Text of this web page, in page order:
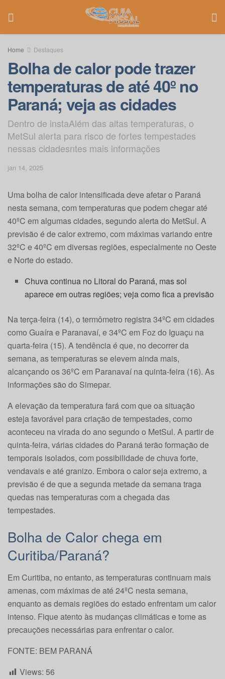
Home Destaques
Bolha de calor pode trazer
temperaturas de até 40º no
Paraná; veja as cidades
Dentro de instaAlém das altas temperaturas, o
MetSul alerta para risco de fortes tempestades
nessas cidadesntes mais informações
jan 14, 2025
Uma bolha de calor intensificada deve afetar o Paraná
nesta semana, com temperaturas que podem chegar até
40ºC em algumas cidades, segundo alerta do MetSul. A
previsão é de calor extremo, com máximas variando entre
32ºC e 40ºC em diversas regiões, especialmente no Oeste
e Norte do estado.
Chuva continua no Litoral do Paraná, mas sol
aparece em outras regiões; veja como fica a previsão
Na terça-feira (14), o termômetro registra 34ºC em cidades
como Guaíra e Paranavaí, e 34ºC em Foz do Iguaçu na
quarta-feira (15). A tendência é que, no decorrer da
semana, as temperaturas se elevem ainda mais,
alcançando os 36ºC em Paranavaí na quinta-feira (16). As
informações são do Simepar.
A elevação da temperatura fará com que oa situação
esteja favorável para criação de tempestades, como
aconteceu na virada do ano segundo o MetSul. A partir de
quinta-feira, várias cidades do Paraná terão formação de
temporais isolados, com possibilidade de chuva forte,
vendavais e até granizo. Embora o calor seja extremo, a
previsão é de que a segunda metade da semana traga
quedas nas temperaturas com a chegada das
tempestades.
Bolha de Calor chega em
Curitiba/Paraná?
Em Curitiba, no entanto, as temperaturas continuam mais
amenas, com máximas de até 24ºC nesta semana,
enquanto as demais regiões do estado enfrentam um calor
intenso. Fique atento às mudanças climáticas e tome as
precauções necessárias para enfrentar o calor.
FONTE: BEM PARANÁ
Views: 56